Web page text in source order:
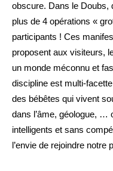
obscure. Dans le Doubs,
plus de 4 opérations «
participants ! Ces
proposent aux visiteurs,
un monde méconnu et
discipline est multi-
des bébêtes qui vivent
dans l’âme, géologue, …
intelligents et sans
l’envie de rejoindre notre